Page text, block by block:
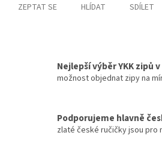
ZEPTAT SE HLÍDAT SDÍLET
Nejlepší výběr YKK zipů v
možnost objednat zipy na
Podporujeme hlavně
zlaté české ručičky jsou pro